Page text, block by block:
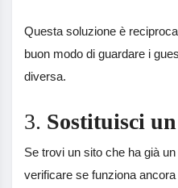
Questa soluzione è
buon modo di guardare i
diversa.
3. Sostituisci
Se trovi un sito che ha già un
verificare se funziona ancora